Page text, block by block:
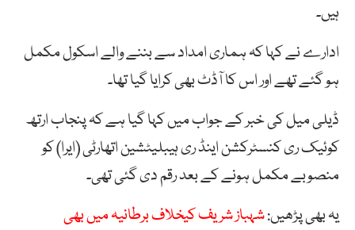
ہیں۔
ادارے نے کہا کہ ہماری امداد سے بننے والے اسکول مکمل
ہو گئے تھے اور اس کا آڈٹ بھی کرایا گیا تھا۔
ڈیلی میل کی خبر کے جواب میں کہا گیا ہے کہ پنجاب ارتھ
کوئیک ری کنسٹرکشن اینڈ ری ہیبلیٹشین اتھارٹی (ایرا) کو
منصوبے مکمل ہونے کے بعد رقم دی گئی تھی۔
یہ بھی پڑھیں:شہباز شریف کیخلاف برطانیہ میں بھی